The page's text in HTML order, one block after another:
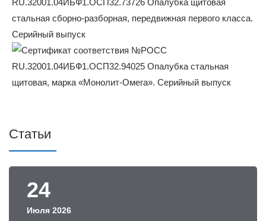
Статьи
24
Июля 2026